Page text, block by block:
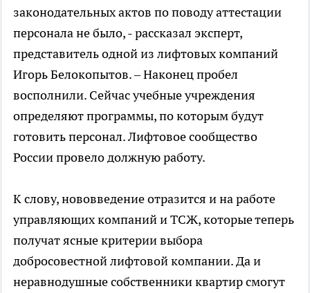
законодательных актов по поводу аттестации
персонала не было, - рассказал эксперт,
представитель одной из лифтовых компаний
Игорь Белокопытов. – Наконец пробел
восполнили. Сейчас учебные учреждения
определяют программы, по которым будут
готовить персонал. Лифтовое сообщество
России провело должную работу.
К слову, нововведение отразится и на работе
управляющих компаний и ТСЖ, которые теперь
получат ясные критерии выбора
добросовестной лифтовой компании. Да и
неравнодушные собственники квартир смогут